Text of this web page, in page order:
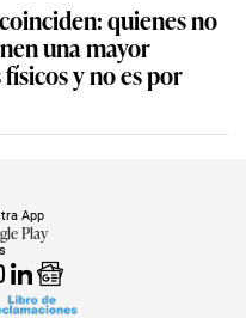
quienes no
una mayor
y no es por
App
Play